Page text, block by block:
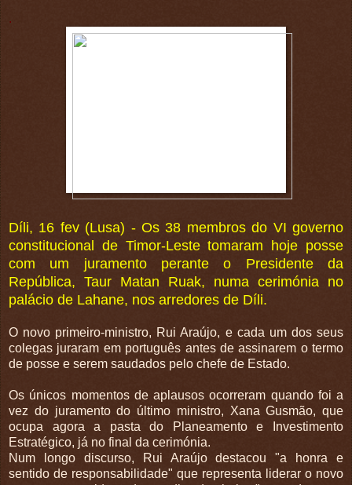
.
Díli, 16 fev (Lusa) - Os 38 membros do VI governo
constitucional de Timor-Leste tomaram hoje posse
com um juramento perante o Presidente da
República, Taur Matan Ruak, numa cerimónia no
palácio de Lahane, nos arredores de Díli.
O novo primeiro-ministro, Rui Araújo, e cada um dos seus
colegas juraram em português antes de assinarem o termo
de posse e serem saudados pelo chefe de Estado.
Os únicos momentos de aplausos ocorreram quando foi a
vez do juramento do último ministro, Xana Gusmão, que
ocupa agora a pasta do Planeamento e Investimento
Estratégico, já no final da cerimónia.
Num longo discurso, Rui Araújo destacou "a honra e
sentido de responsabilidade" que representa liderar o novo